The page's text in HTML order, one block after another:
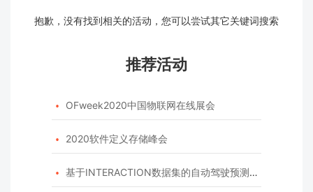
抱歉，没有找到相关的活动，您可以尝试其它关键词搜索
推荐活动
 OFweek2020中国物联网在线展会
 2020软件定义存储峰会
 基于INTERACTION数据集的自动驾驶预测模型挑战赛